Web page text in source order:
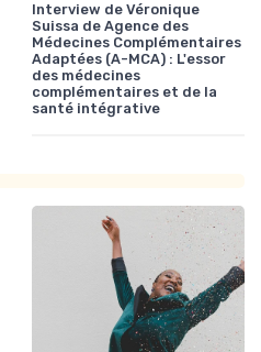
Interview de Véronique
Suissa de Agence des
Médecines Complémentaires
Adaptées (A-MCA) : L'essor
des médecines
complémentaires et de la
santé intégrative